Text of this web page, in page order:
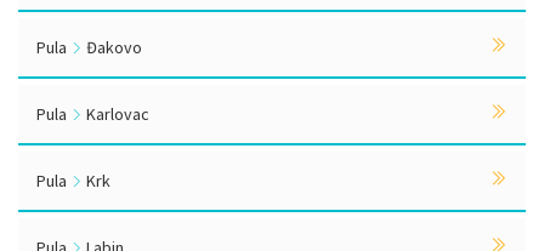
Pula Đakovo
Pula Karlovac
Pula Krk